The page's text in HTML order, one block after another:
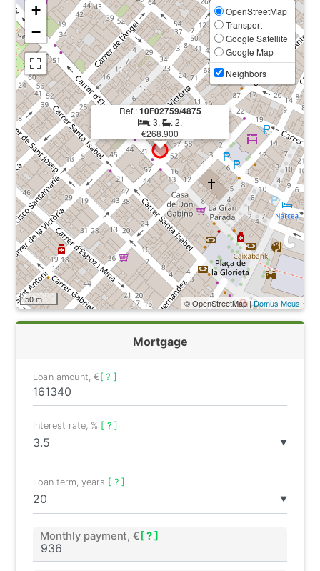
Ref.:10F02759/4875
: 3,
: 2,
€268.900
+
−
OpenStreetMap
Transport
Google Satellite
Google Map
Neighbors
50 m © OpenStreetMap |Domus Meus
Mortgage
Loan amount, €[ ? ]
▼
Interest rate, % [ ? ]
▼
Loan term, years [ ? ]
Monthly payment, € [ ? ]